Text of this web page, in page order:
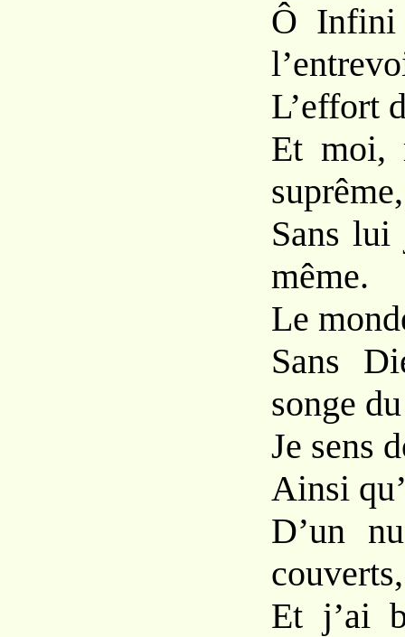
Ô Infini
L’effort
Et moi,
suprême,
Sans lui
même.
Le
Sans
songe
Je sens
Ainsi
D’un
couverts,
Et j’ai